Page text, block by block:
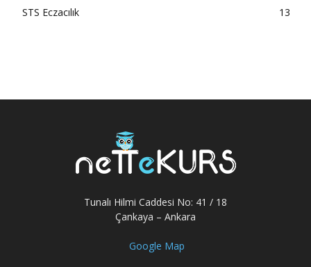
STS Eczacılık
13
Tunalı Hilmi Caddesi No: 41 / 18
Çankaya – Ankara
Google Map